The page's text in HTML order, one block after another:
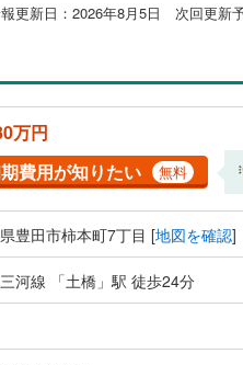
更新日：2026年8月5日 次回更新
万円
費用が知りたい
無料
豊田市柿本町7丁目 [地図を確認]
河線 「土橋」駅 徒歩24分